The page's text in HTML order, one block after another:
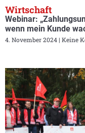
Wirtschaft
Webinar:
wenn mein Kunde
4. November 2024 Keine